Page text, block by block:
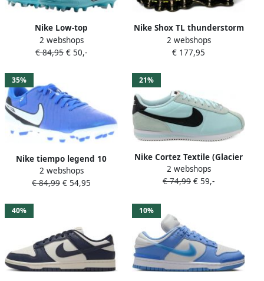
Nike Low-top
voetbalschoenen (meerdere
ondergronden) Tiempo
2 webshops
€ 84,95 € 50,-
Nike Shox TL thunderstorm
volt black Running in blauw
formaten: 43
2 webshops
€ 177,95
35%
Nike tiempo legend 10
academy multi Voetbal
schoen firm ground Blauw
2 webshops
€ 84,99 € 54,95
21%
Nike Cortez Textile (Glacier
Blue) Sneakers Unisex
2 webshops
€ 74,99 € 59,-
40% 10%